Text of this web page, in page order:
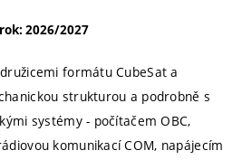
2026/2027
formátu CubeSat a
strukturou a podrobně s
systémy - počítačem OBC,
komunikací COM, napájecím